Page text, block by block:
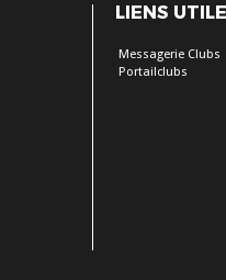
LIENS
Messagerie Clubs
Portailclubs